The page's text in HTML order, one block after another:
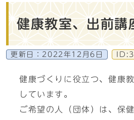
健康教室、出前講
更新日： 2022年12月6日
健康づくりに役立つ、健康
しています。
ご希望の人（団体）は、保